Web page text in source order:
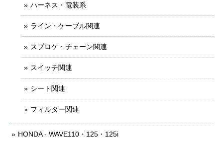
ハーネス・電装系
ライン・ケーブル関連
スプロケ・チェーン関連
スイッチ関連
シート関連
フィルター関連
HONDA - WAVE110・125・125i